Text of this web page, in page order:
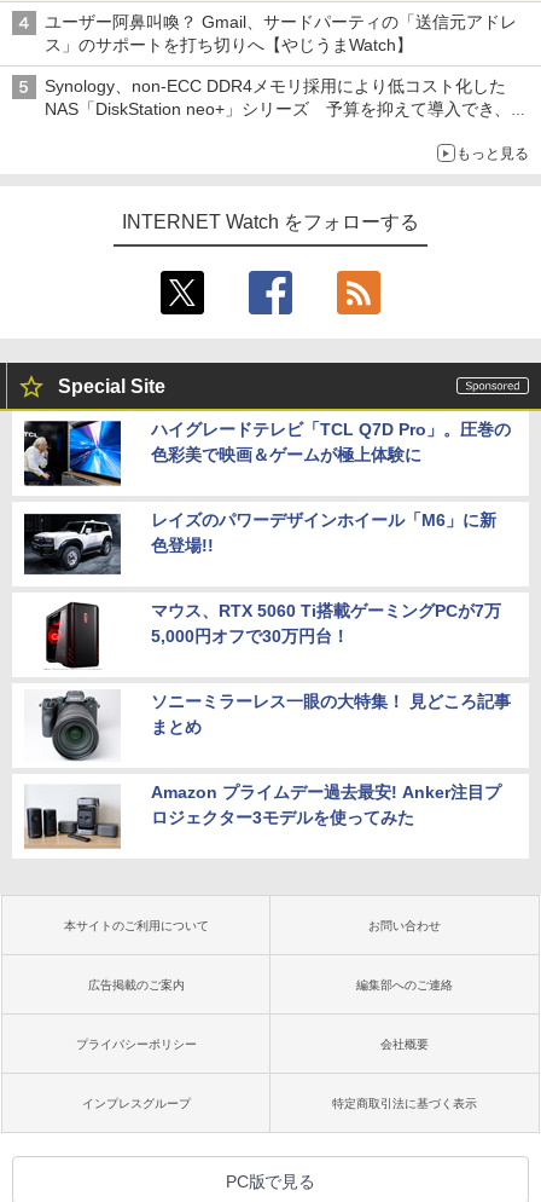
ち・ざ・ろーど！その14】【空いた時間でなにしてる？】
ユーザー阿鼻叫喚？ Gmail、サードパーティの「送信元アドレ
ス」のサポートを打ち切りへ【やじうまWatch】
Synology、non-ECC DDR4メモリ採用により低コスト化した
NAS「DiskStation neo+」シリーズ 予算を抑えて導入でき、
もっと見る
INTERNET Watch をフォローする
Special Site
ハイグレードテレビ「TCL Q7D Pro」。圧巻の
色彩美で映画＆ゲームが極上体験に
レイズのパワーデザインホイール「M6」に新
色登場!!
マウス、RTX 5060 Ti搭載ゲーミングPCが7万
5,000円オフで30万円台！
ソニーミラーレス一眼の大特集！ 見どころ記事
まとめ
Amazon プライムデー過去最安! Anker注目プ
ロジェクター3モデルを使ってみた
本サイトのご利用について お問い合わせ
広告掲載のご案内 編集部へのご連絡
プライバシーポリシー 会社概要
インプレスグループ 特定商取引法に基づく表示
PC版で見る